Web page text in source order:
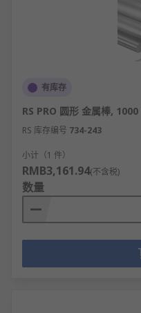
有库存
RS PRO 圆形 金属棒,
RS 库存编号 734-243
小计（1 件）
RMB3,161.94(不含税)
数量